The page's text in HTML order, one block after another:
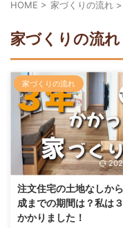
HOME > 家づくりの流れ >
家づくりの流れ
家づくりの流れ
注文住宅の土地なしか
成までの期間は？私は
かかりました！